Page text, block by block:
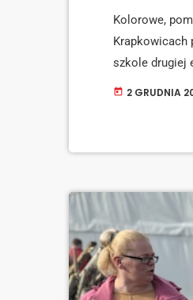
Kolorowe,
Krapkowicach
szkole drugiej
Szkół im.
today 2 GRUDNIA